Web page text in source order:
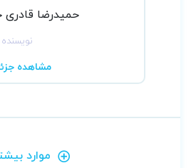
حمیدرضا قادری
نویسنده
مشاهده
موارد